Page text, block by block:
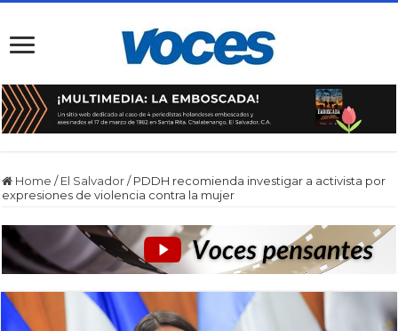
Home / El Salvador / PDDH recomienda investigar a activista por
expresiones de violencia contra la mujer